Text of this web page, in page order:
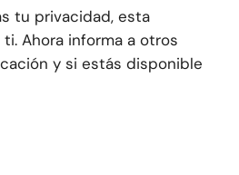
tu privacidad, esta
Ahora informa a otros
y si estás disponible